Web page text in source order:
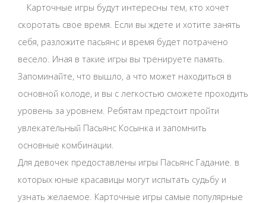
Карточные игры будут интересны тем, кто хочет
скоротать свое время. Если вы ждете и хотите занять
себя, разложите пасьянс и время будет потрачено
весело. Иная в такие игры вы тренируете память.
Запоминайте, что вышло, а что может находиться в
основной колоде, и вы с легкостью сможете проходить
уровень за уровнем. Ребятам предстоит пройти
увлекательный Пасьянс Косынка и запомнить
основные комбинации.
Для девочек предоставлены игры Пасьянс Гадание. в
которых юные красавицы могут испытать судьбу и
узнать желаемое. Карточные игры самые популярные